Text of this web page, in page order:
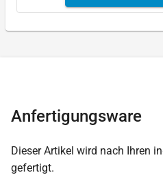
Anfertigungsware
Dieser Artikel wird nach Ihren
gefertigt.